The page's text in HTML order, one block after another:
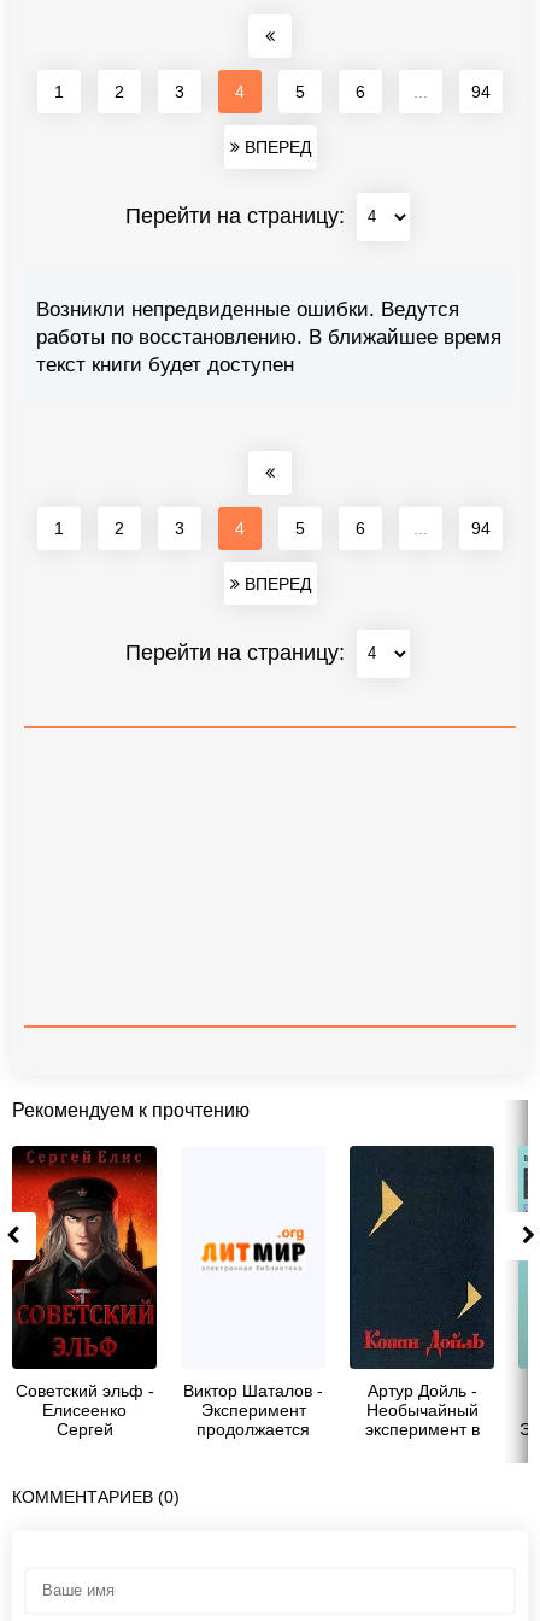
1 2 3 4 5 6 94
ВПЕРЕД
Перейти на страницу:
Возникли непредвиденные ошибки. Ведутся
работы по восстановлению. В ближайшее время
текст книги будет доступен
1 2 3 4 5 6 94
ВПЕРЕД
Перейти на страницу:
Рекомендуем к прочтению
Советский эльф -
Елисеенко
Сергей
Виктор Шаталов -
Эксперимент
продолжается
Артур Дойль -
Необычайный
эксперимент в
КОММЕНТАРИЕВ (0)